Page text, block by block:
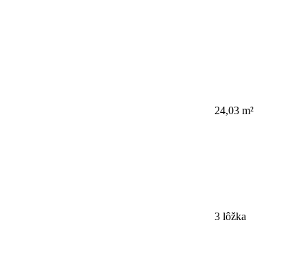
24,03 m²
3 lôžka